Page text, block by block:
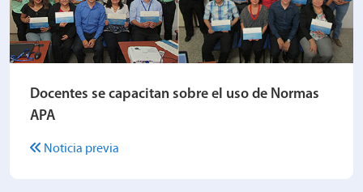
Docentes se capacitan sobre el uso de Normas
APA
Noticia previa